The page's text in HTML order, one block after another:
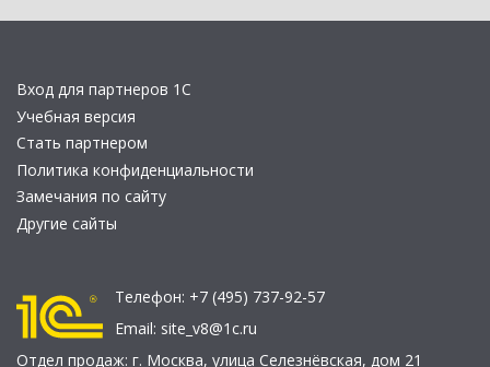
Вход для партнеров 1С
Учебная версия
Стать партнером
Политика конфиденциальности
Замечания по сайту
Другие сайты
Телефон: +7 (495) 737-92-57
Email: site_v8@1c.ru
Отдел продаж: г. Москва, улица Селезнёвская, дом 21